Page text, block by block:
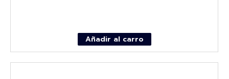
Añadir al carro